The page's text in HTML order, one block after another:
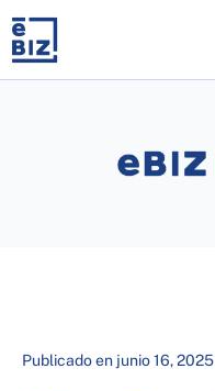
content
Publicado en junio 16, 2025